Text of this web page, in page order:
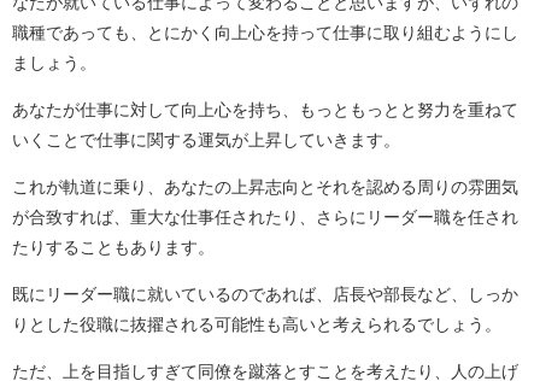
職種であっても、とにかく向上心を持って仕事に取り組むようにし
ましょう。
あなたが仕事に対して向上心を持ち、もっともっとと努力を重ねて
いくことで仕事に関する運気が上昇していきます。
これが軌道に乗り、あなたの上昇志向とそれを認める周りの雰囲気
が合致すれば、重大な仕事任されたり、さらにリーダー職を任され
たりすることもあります。
既にリーダー職に就いているのであれば、店長や部長など、しっか
りとした役職に抜擢される可能性も高いと考えられるでしょう。
ただ、上を目指しすぎて同僚を蹴落とすことを考えたり、人の上げ